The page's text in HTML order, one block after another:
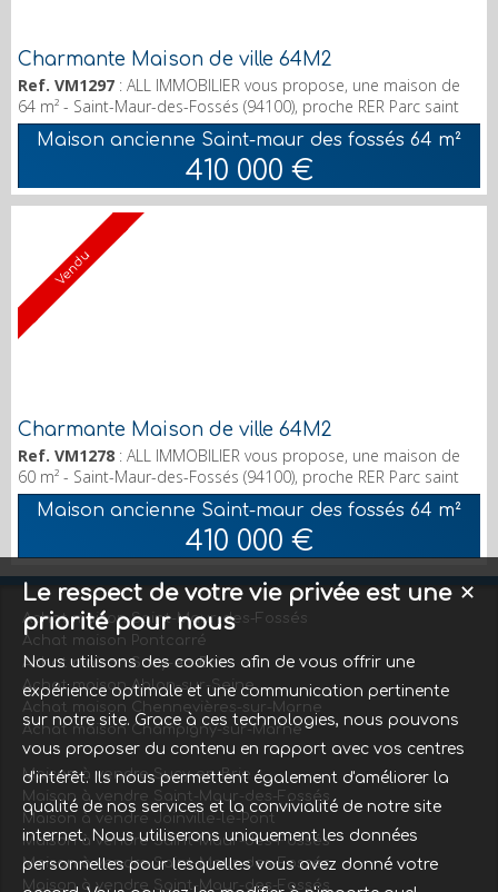
Charmante Maison de ville 64M2
Ref. VM1297 : ALL IMMOBILIER vous propose, une maison de
64 m² - Saint-Maur-des-Fossés (94100), proche RER Parc saint
Maur. RDC double séjour avec cheminée, wc, couloir de
rangement, cuisine avec une porte vitrée donnant sur cour
dallée. 1er étage : 2 chambres, 1 salle de bains (baignoire), 1
salle de douche avec wc. Très clair, exposée Sud, très agréable.
Combles aménagés pour une pièce 24M2. Bon é...
Maison ancienne Saint-maur des fossés 64 m²
410 000 €
Vendu
Charmante Maison de ville 64M2
Ref. VM1278 : ALL IMMOBILIER vous propose, une maison de
60 m² - Saint-Maur-des-Fossés (94100), proche RER Parc saint
Maur. RDC double séjour avec cheminée, wc, couloir de
rangement, cuisine avec une porte vitrée sur cour dallée. 1er
étage : 2 chambres, 1 salle de bains (baignoire), 1 salle de
douche avec wc. Très clair, exposée Sud, très agréable.
Combles aménagés pour une pièce. Bon état. Proximit...
Maison ancienne Saint-maur des fossés 64 m²
410 000 €
Achat maison Saint-Maur-des-Fossés
Achat maison Pontcarré
Achat maison Sucy-en-Brie
Achat maison Ablon-sur-Seine
Achat maison Chennevières-sur-Marne
Achat maison Champigny-sur-Marne
Maison à vendre Sucy-en-Brie
Maison à vendre Saint-Maur-des-Fossés
Maison à vendre Joinville-le-Pont
Maison à vendre Saint-Maur-des-Fossés
Maison à vendre Saint-Maur-des-Fossés
Maison à vendre Saint-Maur-des-Fossés
✕
Le respect de votre vie privée est une
priorité pour nous
Nous utilisons des cookies afin de vous offrir une
expérience optimale et une communication pertinente
sur notre site. Grace à ces technologies, nous pouvons
vous proposer du contenu en rapport avec vos centres
d'intérêt. Ils nous permettent également d'améliorer la
qualité de nos services et la convivialité de notre site
internet. Nous utiliserons uniquement les données
personnelles pour lesquelles vous avez donné votre